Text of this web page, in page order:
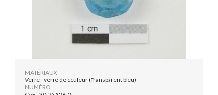
MATÉRIAUX
Verre - verre de couleur (Transparent bleu)
NUMÉRO